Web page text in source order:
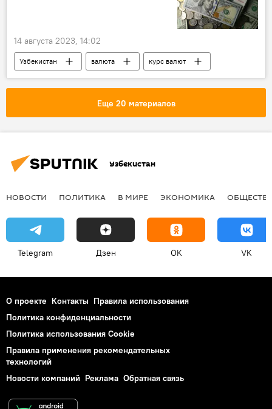
14 августа 2023, 14:02
Узбекистан валюта
курс валют
Курс доллара и евро к суму в Узбекистане
Еще 20 материалов
Узбекистан
НОВОСТИ ПОЛИТИКА В МИРЕ ЭКОНОМИКА
Telegram Дзен OK VK
О проекте Контакты Правила использования
Политика конфиденциальности
Политика использования Cookie
Правила применения рекомендательных
технологий
Новости компаний Реклама Обратная связь